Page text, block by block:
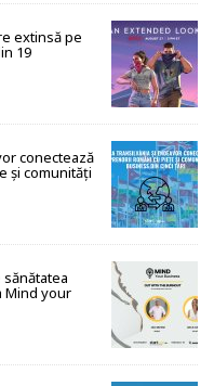
extinsă pe
19
conectează
și comunități
Mind your